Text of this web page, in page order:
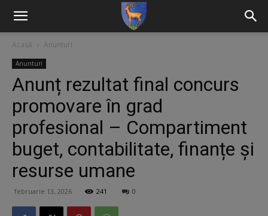
Acasă Anunturi
Anunturi
Anunț rezultat final concurs
promovare în grad
profesional – Compartiment
buget, contabilitate, finanțe și
resurse umane
februarie 13, 2026 241 0